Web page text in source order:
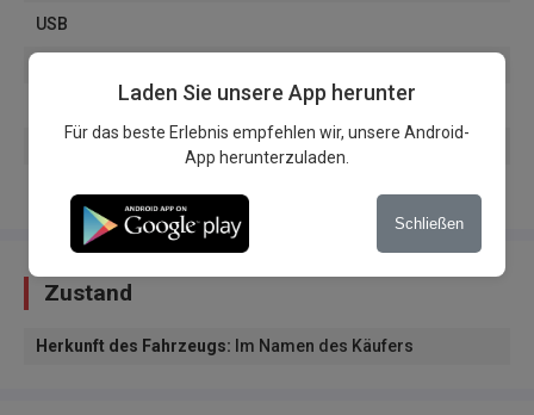
USB
Start/Stop System
Zustand
Herkunft des Fahrzeugs: Im Namen des Käufers
Laden Sie unsere App herunter
Für das beste Erlebnis empfehlen wir, unsere Android-
App herunterzuladen.
Schließen